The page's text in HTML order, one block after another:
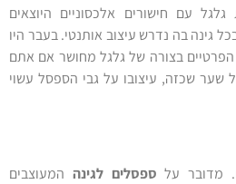
גלגל עם חישורים אלכסוניים היוצאים
גינה בה נדרש עיצוב אותנטי. בעבר היו
בצורה של גלגל מחושר אם אתם
שער שכזה, עיצובו על גבי הספסל עשוי
מדובר על ספסלים לגינה המעוצבים